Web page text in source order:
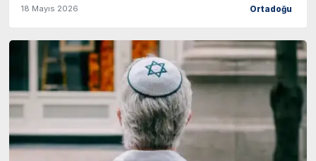
18 Mayıs 2026 Ortadoğu